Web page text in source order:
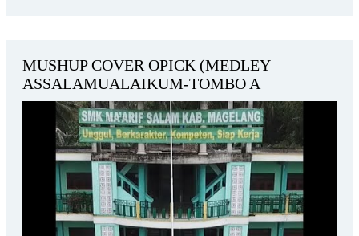
MUSHUP COVER OPICK (MEDLEY
ASSALAMUALAIKUM-TOMBO A